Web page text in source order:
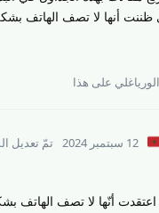
ظننت أنها لا تصف الهاتف
على هذا
12 سبتمبر 2024
تمّ تعديل
اعتقدت أنّها لا تصف الهاتف